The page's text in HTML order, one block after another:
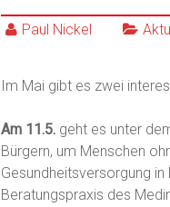
Paul Nickel
Im Mai gibt es zwei
Am 11.5. geht es unter
Bürgern, um Menschen
Gesundheitsversorgung
Beratungspraxis des